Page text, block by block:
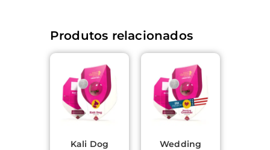
Produtos relacionados
Kali Dog
Wedding